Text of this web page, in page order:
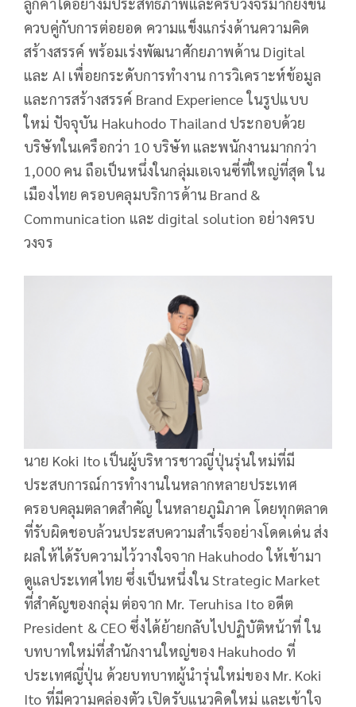
ควบคู่กับการต่อยอด ความแข็งแกร่งด้านความคิด
สร้างสรรค์ พร้อมเร่งพัฒนาศักยภาพด้าน Digital
และ AI เพื่อยกระดับการทำงาน การวิเคราะห์ข้อมูล
และการสร้างสรรค์ Brand Experience ในรูปแบบ
ใหม่ ปัจจุบัน Hakuhodo Thailand ประกอบด้วย
บริษัทในเครือกว่า 10 บริษัท และพนักงานมากกว่า
1,000 คน ถือเป็นหนึ่งในกลุ่มเอเจนซี่ที่ใหญ่ที่สุด ใน
เมืองไทย ครอบคลุมบริการด้าน Brand &
Communication และ digital solution อย่างครบ
วงจร
นาย Koki Ito เป็นผู้บริหารชาวญี่ปุ่นรุ่นใหม่ที่มี
ประสบการณ์การทำงานในหลากหลายประเทศ
ครอบคลุมตลาดสำคัญ ในหลายภูมิภาค โดยทุกตลาด
ที่รับผิดชอบล้วนประสบความสำเร็จอย่างโดดเด่น ส่ง
ผลให้ได้รับความไว้วางใจจาก Hakuhodo ให้เข้ามา
ดูแลประเทศไทย ซึ่งเป็นหนึ่งใน Strategic Market
ที่สำคัญของกลุ่ม ต่อจาก Mr. Teruhisa Ito อดีต
President & CEO ซึ่งได้ย้ายกลับไปปฏิบัติหน้าที่ ใน
บทบาทใหม่ที่สำนักงานใหญ่ของ Hakuhodo ที่
ประเทศญี่ปุ่น ด้วยบทบาทผู้นำรุ่นใหม่ของ Mr. Koki
Ito ที่มีความคล่องตัว เปิดรับแนวคิดใหม่ และเข้าใจ